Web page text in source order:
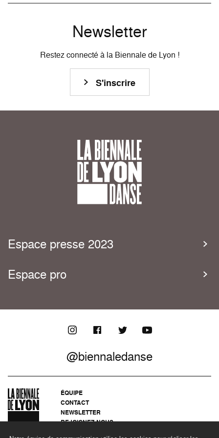
Newsletter
Restez connecté à la Biennale de Lyon !
S'inscrire
Espace presse 2023
Espace pro
@biennaledanse
ÉQUIPE
CONTACT
NEWSLETTER
REJOIGNEZ-NOUS